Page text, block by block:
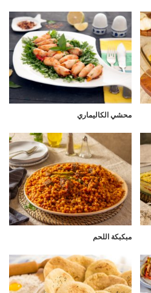
محشي الكاليماري
مبكبكة اللحم